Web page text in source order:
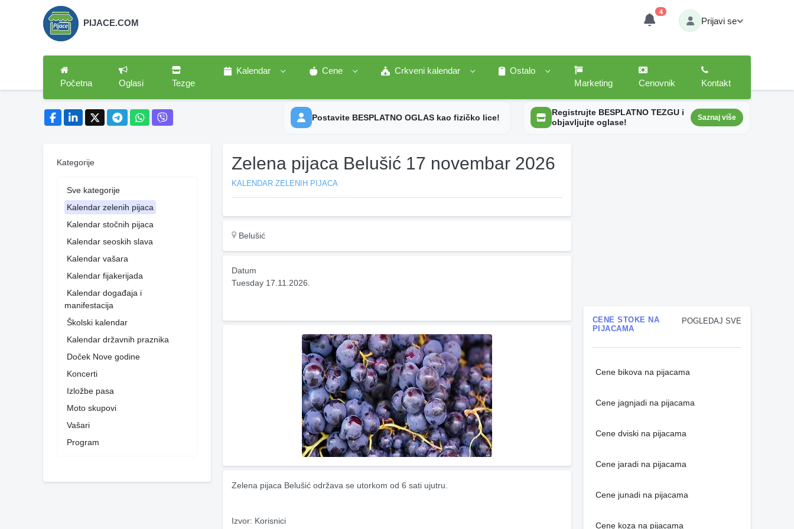
PIJACE.COM
4
Prijavi se
Početna Oglasi Tezge
Kalendar Cene Crkveni kalendar
Ostalo
Marketing
Cenovnik Kontakt
Postavite BESPLATNO OGLAS kao fizičko lice!
Registrujte BESPLATNO TEZGU i
objavljujte oglase!
Saznaj više
Kategorije
Sve kategorije
Kalendar zelenih pijaca
Kalendar stočnih pijaca
Kalendar seoskih slava
Kalendar vašara
Kalendar fijakerijada
Kalendar događaja i
manifestacija
Školski kalendar
Kalendar državnih praznika
Doček Nove godine
Koncerti
Izložbe pasa
Moto skupovi
Vašari
Program
Zelena pijaca Belušić 17 novembar 2026
KALENDAR ZELENIH PIJACA
Belušić
Datum
Tuesday 17.11.2026.
Zelena pijaca Belušić održava se utorkom od 6 sati ujutru.
Izvor: Korisnici
POGLEDAJ SVE
CENE STOKE NA
PIJACAMA
Cene bikova na pijacama
Cene jagnjadi na pijacama
Cene dviski na pijacama
Cene jaradi na pijacama
Cene junadi na pijacama
Cene koza na pijacama